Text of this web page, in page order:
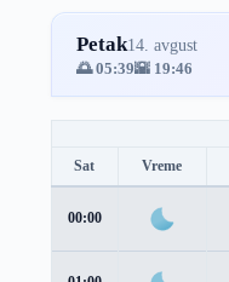
Petak14. avgust
🌅 05:39🌇 19:46
Sat Vreme
00:00